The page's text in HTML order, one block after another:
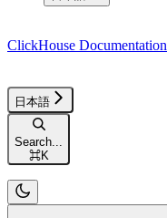
ClickHouse Documentation
日本語
Search...
⌘K